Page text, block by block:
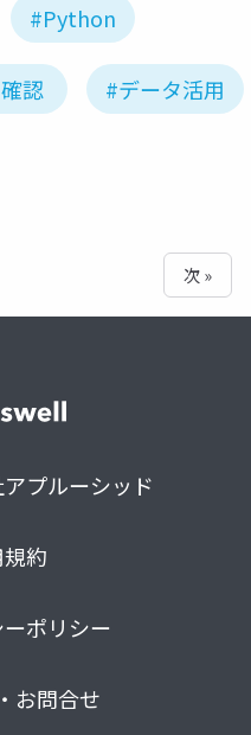
#Python
認 #データ活用
次 »
プルーシッド
約
ポリシー
お問合せ